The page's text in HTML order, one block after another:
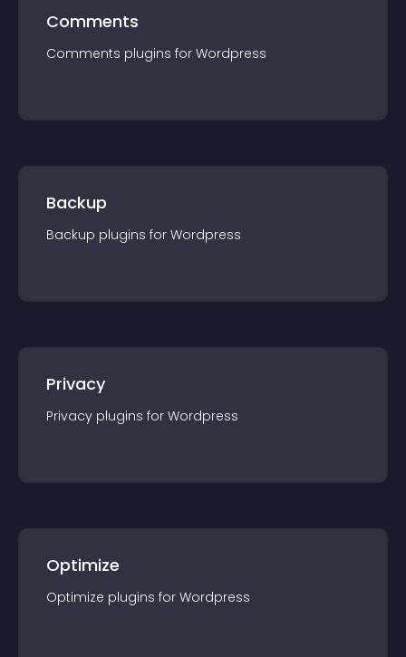
Comments
Comments plugins for Wordpress
Backup
Backup plugins for Wordpress
Privacy
Privacy plugins for Wordpress
Optimize
Optimize plugins for Wordpress